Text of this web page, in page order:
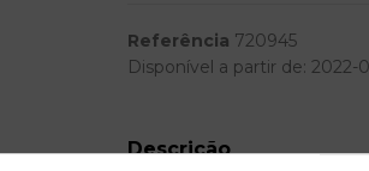
Referência 720945
Disponível a partir de: 2022-
Descrição